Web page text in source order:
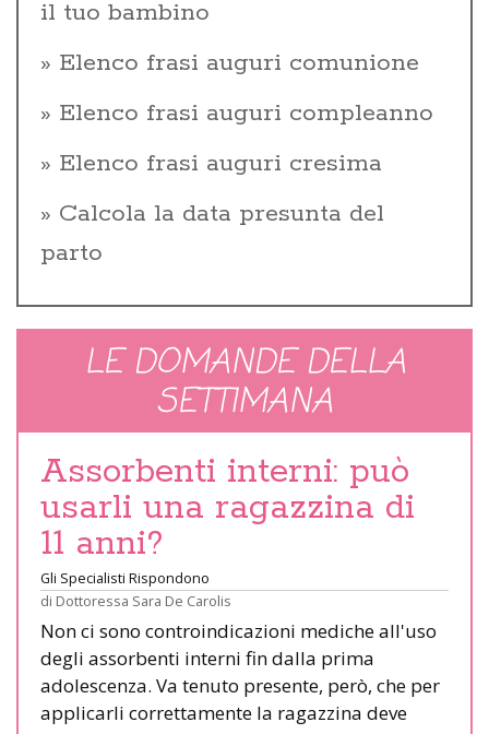
il tuo bambino
Elenco frasi auguri comunione
Elenco frasi auguri compleanno
Elenco frasi auguri cresima
Calcola la data presunta del
parto
LE DOMANDE DELLA
SETTIMANA
Assorbenti interni: può
usarli una ragazzina di
11 anni?
Gli Specialisti Rispondono
di Dottoressa Sara De Carolis
Non ci sono controindicazioni mediche all'uso
degli assorbenti interni fin dalla prima
adolescenza. Va tenuto presente, però, che per
applicarli correttamente la ragazzina deve